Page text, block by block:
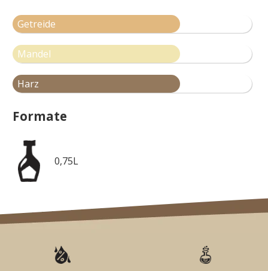
Getreide
Mandel
Harz
Formate
0,75L